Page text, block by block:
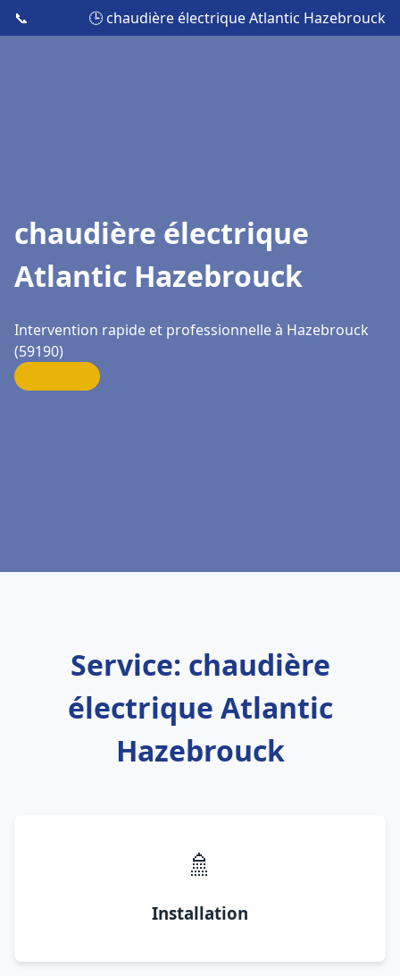
📞 🕒 chaudière électrique Atlantic Hazebrouck
chaudière électrique
Atlantic Hazebrouck
Intervention rapide et professionnelle à Hazebrouck
(59190)
Service: chaudière
électrique Atlantic
Hazebrouck
🚿
Installation